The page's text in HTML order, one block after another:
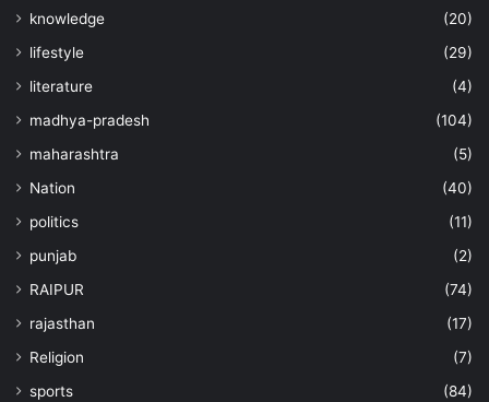
knowledge
(20)
lifestyle
(29)
literature
(4)
madhya-pradesh
(104)
maharashtra
(5)
Nation
(40)
politics
(11)
punjab
(2)
RAIPUR
(74)
rajasthan
(17)
Religion
(7)
sports
(84)